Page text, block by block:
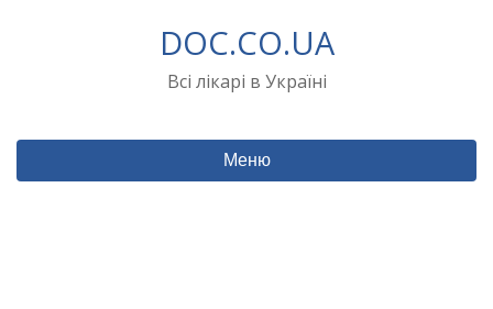
DOC.CO.UA
Всі лікарі в Україні
Меню